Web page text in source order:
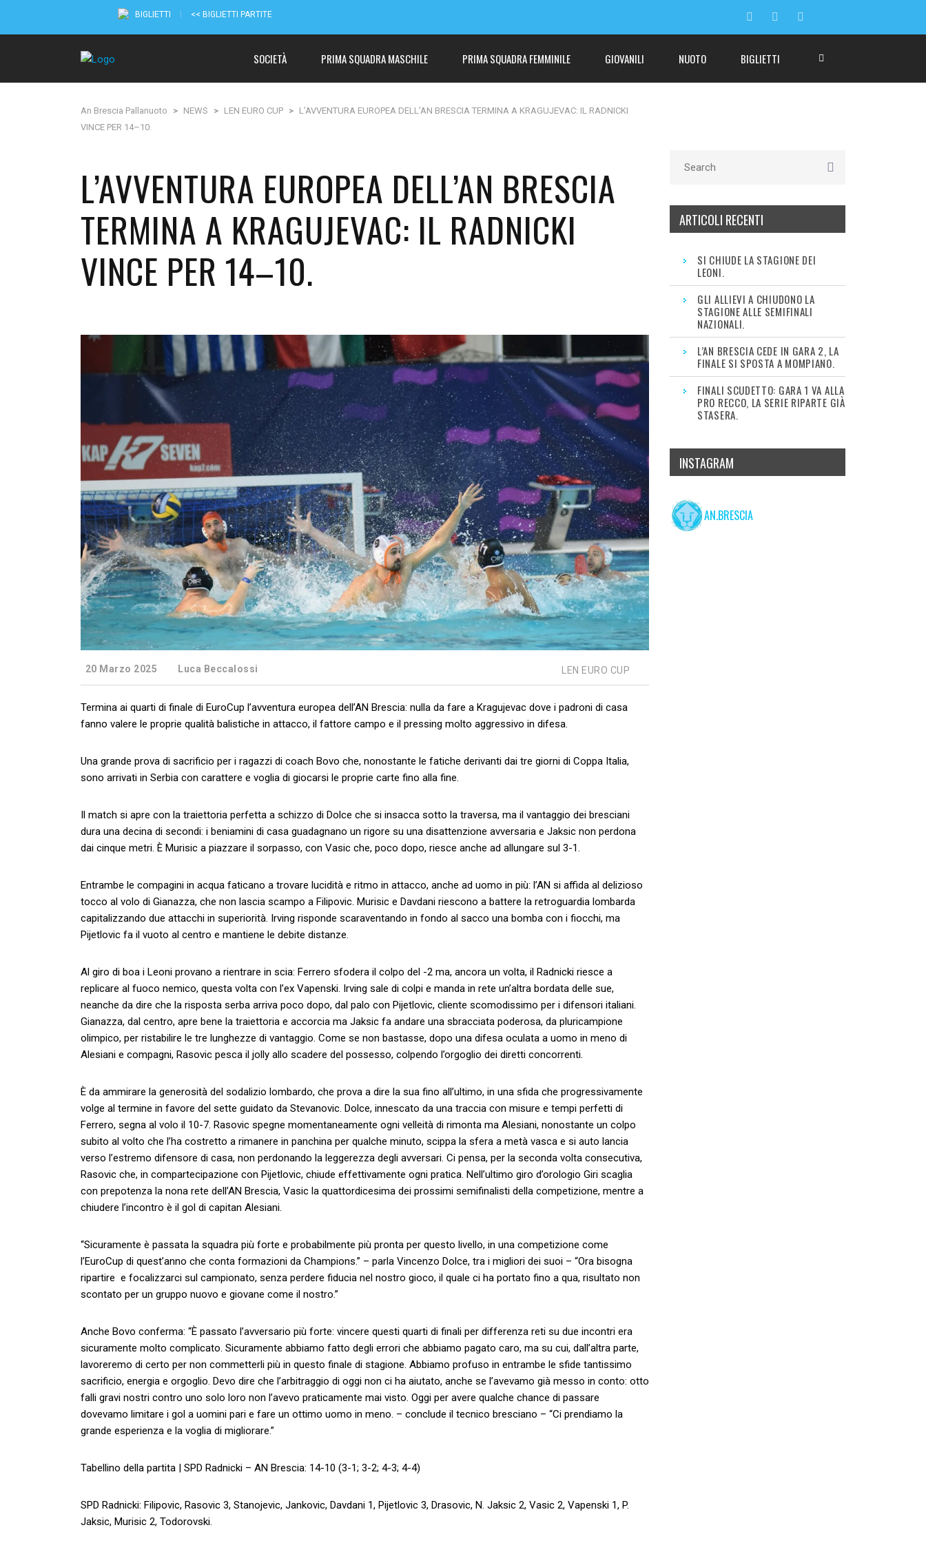
BIGLIETTI << BIGLIETTI PARTITE
SOCIETÀ PRIMA SQUADRA MASCHILE PRIMA SQUADRA FEMMINILE GIOVANILI NUOTO BIGLIETTI
An Brescia Pallanuoto > NEWS > LEN EURO CUP > L’AVVENTURA EUROPEA DELL’AN BRESCIA TERMINA A KRAGUJEVAC: IL RADNICKI
VINCE PER 14–10.
L’AVVENTURA EUROPEA DELL’AN BRESCIA
TERMINA A KRAGUJEVAC: IL RADNICKI
VINCE PER 14–10.
20 Marzo 2025 Luca Beccalossi LEN EURO CUP
Termina ai quarti di finale di EuroCup l’avventura europea dell’AN Brescia: nulla da fare a Kragujevac dove i padroni di casa
fanno valere le proprie qualità balistiche in attacco, il fattore campo e il pressing molto aggressivo in difesa.
Una grande prova di sacrificio per i ragazzi di coach Bovo che, nonostante le fatiche derivanti dai tre giorni di Coppa Italia,
sono arrivati in Serbia con carattere e voglia di giocarsi le proprie carte fino alla fine.
Il match si apre con la traiettoria perfetta a schizzo di Dolce che si insacca sotto la traversa, ma il vantaggio dei bresciani
dura una decina di secondi: i beniamini di casa guadagnano un rigore su una disattenzione avversaria e Jaksic non perdona
dai cinque metri. È Murisic a piazzare il sorpasso, con Vasic che, poco dopo, riesce anche ad allungare sul 3-1.
Entrambe le compagini in acqua faticano a trovare lucidità e ritmo in attacco, anche ad uomo in più: l’AN si affida al delizioso
tocco al volo di Gianazza, che non lascia scampo a Filipovic. Murisic e Davdani riescono a battere la retroguardia lombarda
capitalizzando due attacchi in superiorità. Irving risponde scaraventando in fondo al sacco una bomba con i fiocchi, ma
Pijetlovic fa il vuoto al centro e mantiene le debite distanze.
Al giro di boa i Leoni provano a rientrare in scia: Ferrero sfodera il colpo del -2 ma, ancora un volta, il Radnicki riesce a
replicare al fuoco nemico, questa volta con l’ex Vapenski. Irving sale di colpi e manda in rete un’altra bordata delle sue,
neanche da dire che la risposta serba arriva poco dopo, dal palo con Pijetlovic, cliente scomodissimo per i difensori italiani.
Gianazza, dal centro, apre bene la traiettoria e accorcia ma Jaksic fa andare una sbracciata poderosa, da pluricampione
olimpico, per ristabilire le tre lunghezze di vantaggio. Come se non bastasse, dopo una difesa oculata a uomo in meno di
Alesiani e compagni, Rasovic pesca il jolly allo scadere del possesso, colpendo l’orgoglio dei diretti concorrenti.
È da ammirare la generosità del sodalizio lombardo, che prova a dire la sua fino all’ultimo, in una sfida che progressivamente
volge al termine in favore del sette guidato da Stevanovic. Dolce, innescato da una traccia con misure e tempi perfetti di
Ferrero, segna al volo il 10-7. Rasovic spegne momentaneamente ogni velleità di rimonta ma Alesiani, nonostante un colpo
subito al volto che l’ha costretto a rimanere in panchina per qualche minuto, scippa la sfera a metà vasca e si auto lancia
verso l’estremo difensore di casa, non perdonando la leggerezza degli avversari. Ci pensa, per la seconda volta consecutiva,
Rasovic che, in compartecipazione con Pijetlovic, chiude effettivamente ogni pratica. Nell’ultimo giro d’orologio Giri scaglia
con prepotenza la nona rete dell’AN Brescia, Vasic la quattordicesima dei prossimi semifinalisti della competizione, mentre a
chiudere l’incontro è il gol di capitan Alesiani.
“Sicuramente è passata la squadra più forte e probabilmente più pronta per questo livello, in una competizione come
l’EuroCup di quest’anno che conta formazioni da Champions.” – parla Vincenzo Dolce, tra i migliori dei suoi – “Ora bisogna
ripartire e focalizzarci sul campionato, senza perdere fiducia nel nostro gioco, il quale ci ha portato fino a qua, risultato non
scontato per un gruppo nuovo e giovane come il nostro.”
Anche Bovo conferma: “È passato l’avversario più forte: vincere questi quarti di finali per differenza reti su due incontri era
sicuramente molto complicato. Sicuramente abbiamo fatto degli errori che abbiamo pagato caro, ma su cui, dall’altra parte,
lavoreremo di certo per non commetterli più in questo finale di stagione. Abbiamo profuso in entrambe le sfide tantissimo
sacrificio, energia e orgoglio. Devo dire che l’arbitraggio di oggi non ci ha aiutato, anche se l’avevamo già messo in conto: otto
falli gravi nostri contro uno solo loro non l’avevo praticamente mai visto. Oggi per avere qualche chance di passare
dovevamo limitare i gol a uomini pari e fare un ottimo uomo in meno. – conclude il tecnico bresciano – “Ci prendiamo la
grande esperienza e la voglia di migliorare.”
Tabellino della partita | SPD Radnicki – AN Brescia: 14-10 (3-1; 3-2; 4-3; 4-4)
SPD Radnicki: Filipovic, Rasovic 3, Stanojevic, Jankovic, Davdani 1, Pijetlovic 3, Drasovic, N. Jaksic 2, Vasic 2, Vapenski 1, P.
Jaksic, Murisic 2, Todorovski.
ARTICOLI RECENTI
SI CHIUDE LA STAGIONE DEI
LEONI.
GLI ALLIEVI A CHIUDONO LA
STAGIONE ALLE SEMIFINALI
NAZIONALI.
L’AN BRESCIA CEDE IN GARA 2, LA
FINALE SI SPOSTA A MOMPIANO.
FINALI SCUDETTO: GARA 1 VA ALLA
PRO RECCO, LA SERIE RIPARTE GIÀ
STASERA.
INSTAGRAM
AN.BRESCIA